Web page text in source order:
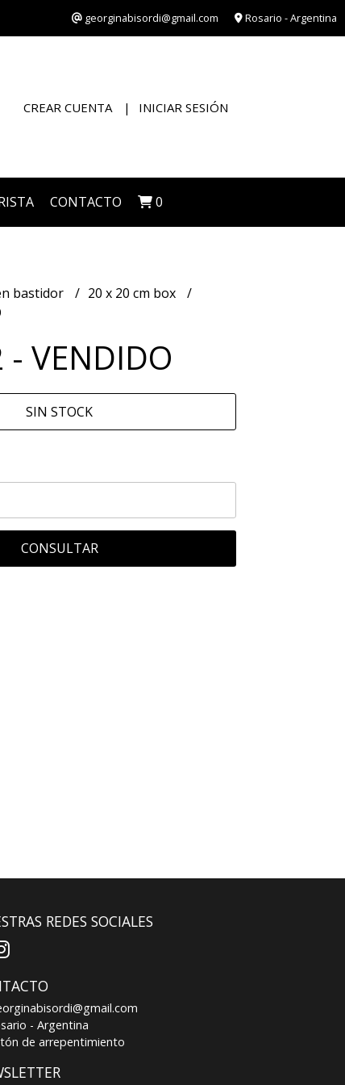
georginabisordi@gmail.com Rosario - Argentina
CREAR CUENTA INICIAR SESIÓN
CONTACTO 0
bastidor
20 x 20 cm box
VENDIDO
SIN STOCK
CONSULTAR
REDES SOCIALES
- Argentina
de arrepentimiento